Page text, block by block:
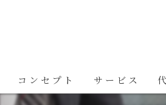
コンセプト サービス